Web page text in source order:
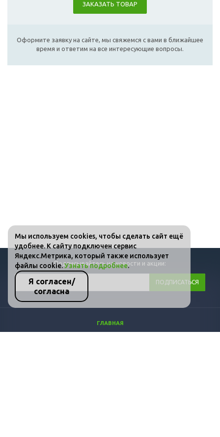
ЗАКАЗАТЬ ТОВАР
Оформите заявку на сайте, мы свяжемся с вами в ближайшее
время и ответим на все интересующие вопросы.
Подписывайтесь на новости и акции:
ГЛАВНАЯ
Мы используем cookies, чтобы сделать сайт ещё
удобнее. К сайту подключен сервис
Яндекс.Метрика, который также использует
файлы cookie.Узнать подробнее.
Я согласен/
согласна